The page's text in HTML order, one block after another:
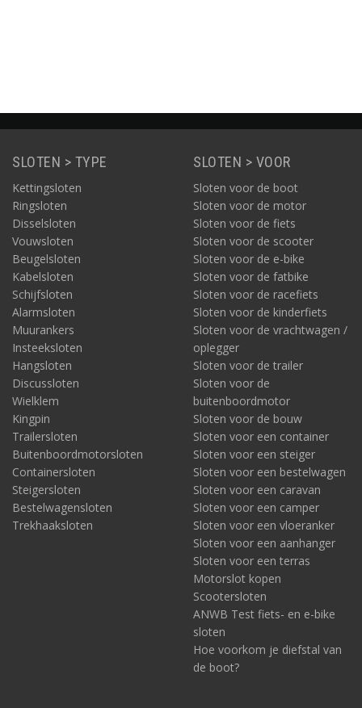
SLOTEN > TYPE
Kettingsloten
Ringsloten
Disselsloten
Vouwsloten
Beugelsloten
Kabelsloten
Schijfsloten
Alarmsloten
Muurankers
Insteeksloten
Hangsloten
Discussloten
Wielklem
Kingpin
Trailersloten
Buitenboordmotorsloten
Containersloten
Steigersloten
Bestelwagensloten
Trekhaaksloten
SLOTEN > VOOR
Sloten voor de boot
Sloten voor de motor
Sloten voor de fiets
Sloten voor de scooter
Sloten voor de e-bike
Sloten voor de fatbike
Sloten voor de racefiets
Sloten voor de kinderfiets
Sloten voor de vrachtwagen /
oplegger
Sloten voor de trailer
Sloten voor de
buitenboordmotor
Sloten voor de bouw
Sloten voor een container
Sloten voor een steiger
Sloten voor een bestelwagen
Sloten voor een caravan
Sloten voor een camper
Sloten voor een vloeranker
Sloten voor een aanhanger
Sloten voor een terras
Motorslot kopen
Scootersloten
ANWB Test fiets- en e-bike
sloten
Hoe voorkom je diefstal van
de boot?